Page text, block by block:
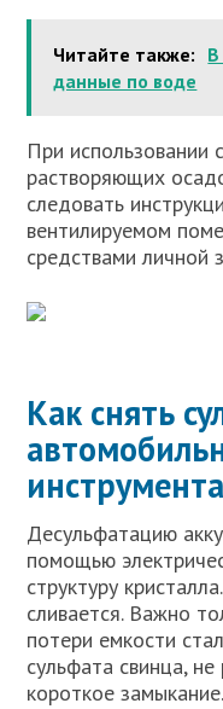
Читайте также: В
данные по воде
При использовании
растворяющих
следовать
вентилируемом
средствами личной
Как снять
Десульфатацию
помощью
структуру
сливается. Важно
потери емкости
сульфата свинца,
короткое замыкание.